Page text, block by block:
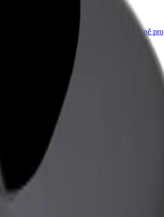
Produkty a služby Boltu přesně pro
vaši firmu
pro svou cestu.